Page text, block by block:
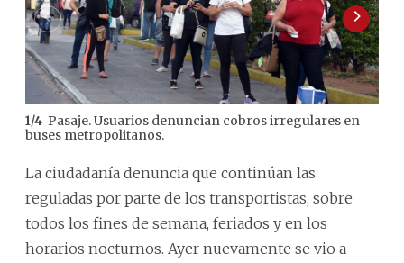
1/4 Pasaje. Usuarios denuncian cobros irregulares en
buses metropolitanos.
La ciudadanía denuncia que continúan las
reguladas por parte de los transportistas, sobre
todos los fines de semana, feriados y en los
horarios nocturnos. Ayer nuevamente se vio a